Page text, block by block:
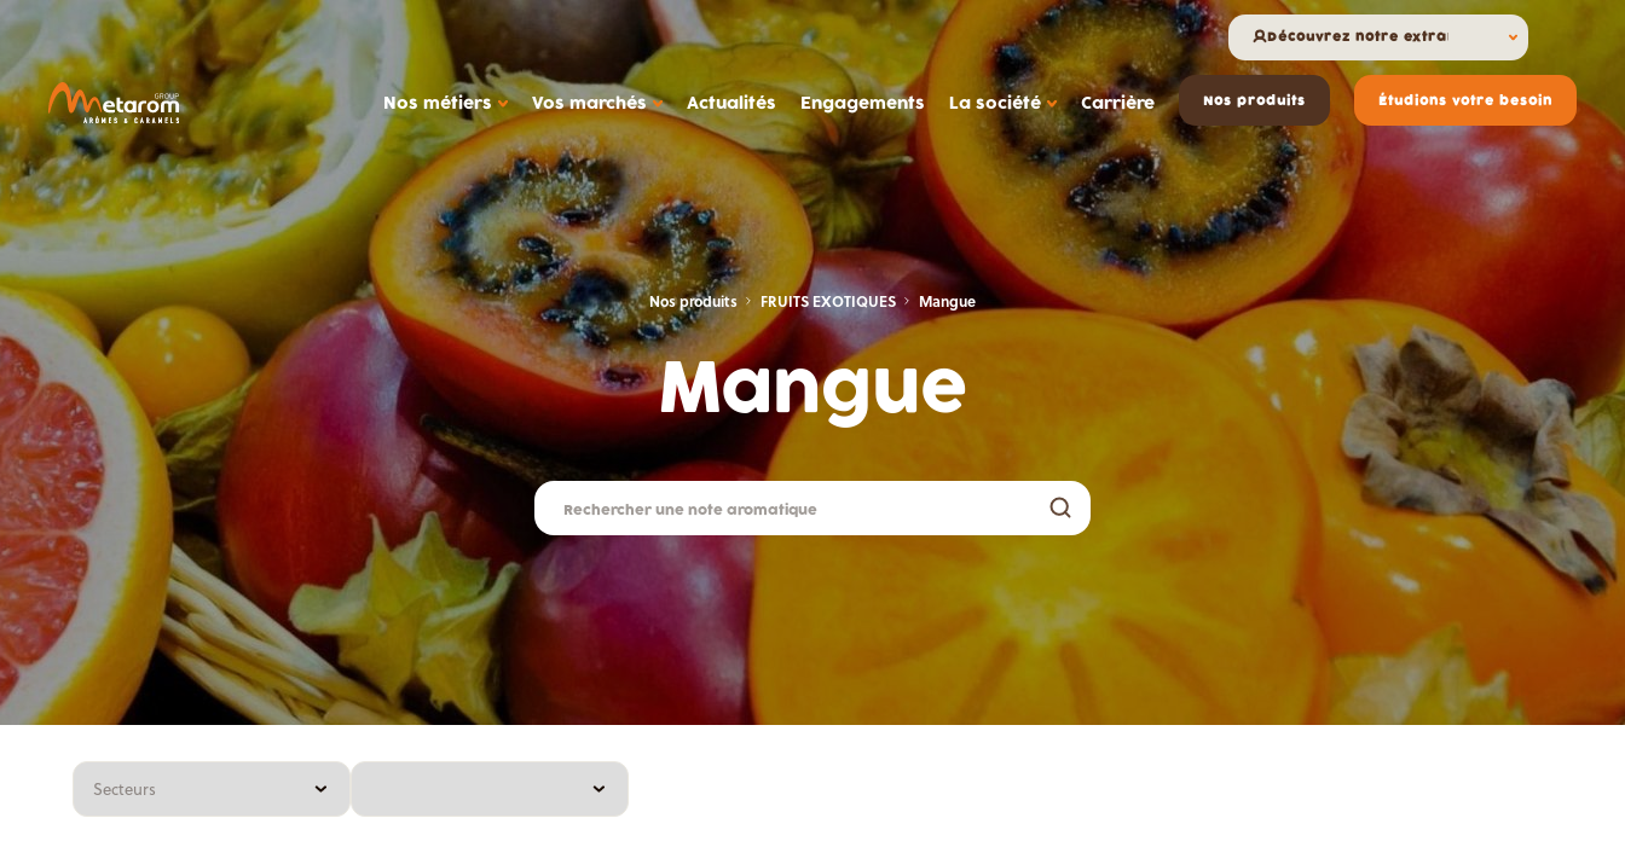
Nos métiers
NOS MÉTIERS
Solutions aromatiques
Solutions actives
Caramels
NOTRE MANIÈRE DE TRAVAILLER
Accompagnement
Outil de production
Études de cas
Vos marchés
MARCHÉS
Produits céréaliers
Glaces, produits laitiers, desserts végétaux
Boissons
Confiseries
Alimentation diététique
Actualités Engagements La société
LA SOCIÉTÉ METAROM
La société
FAQ
Carrière Nos produits Étudions votre besoin
Découvrez notre extranet
Nos produits FRUITS EXOTIQUES Mangue
Mangue